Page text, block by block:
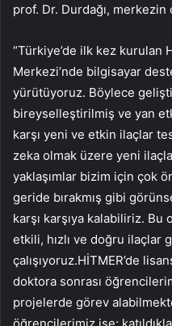
prof. Dr. Durdağı, merkezin
“Türkiye’de ilk kez kurulan
Merkezi’nde bilgisayar
yürütüyoruz. Böylece
bireyselleştirilmiş ve yan
karşı yeni ve etkin ilaçlar
zeka olmak üzere yeni
yaklaşımlar bizim için çok
geride bırakmış gibi
karşı karşıya kalabiliriz. Bu
etkili, hızlı ve doğru ilaçlar
çalışıyoruz.HİTMER’de
doktora sonrası
projelerde görev
öğrencilerimiz ise;